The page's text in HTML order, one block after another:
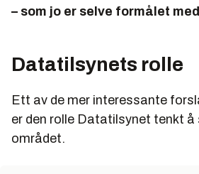
– som jo er selve formålet
Datatilsynets rolle
Ett av de mer interessante
er den rolle Datatilsynet tenkt å
området.